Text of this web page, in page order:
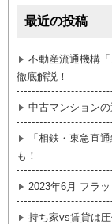
最近の投稿
不動産流通機構
徹底解説！
中古マンション
「相鉄・東急直
も！
2023年6月 フラ
持ち家vs賃貸は